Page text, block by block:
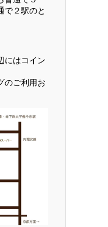
で２駅のと
にはコイン
のご利用お